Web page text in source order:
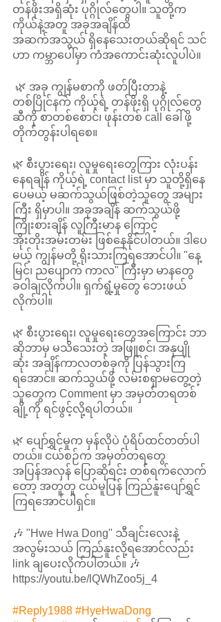
တန်ဖိုးအရှိဆုံး ပုဂ္ဂိုလ်တွေပါ။ သူတို့က
ကိုယ်နဲ့အတူ အခုအချိန်ထိ
အဆက်အသွယ် ရှိနေသေးတယ်ဆိုရင် သင်
ဟာ ကမ္ဘာပေါ်မှာ ကံအကောင်းဆုံးလူပါပဲ။
တစ်ပြိုင်နက် ကိုယ့်ရဲ့ တန်ဖိုးရှိ ပုဂ္ဂိုလ်တွေ
ဆီကို စာတစ်စောင်၊ ဖုန်းတစ် call ခေါ်ဖို့
တိုက်တွန်းပါရစေ။
🌿 စီးပွားရေး၊ လူမှုရေးတွေကြား လုံးပန်း
နေရချိန် ကိုယ့်ရဲ့ contact list မှာ သူတို့ရှိနေ
ပေမယ့် မဆက်သွယ်ဖြစ်တဲ့သူတွေ အများ
ကြီး ရှိမှာပါ။ အခုအချိန် ဆက်သွယ်ဖို့
ကြိုးစားချိန် လူကြီးမာန ကြောင့်
အိုးတိုးအမ်းတမ်း ဖြစ်နေနိုင်ပါတယ်။ ဒါပေ
မယ့် ကျွန်မတို့ ရိုးသားကြရအောင်ပါ။ "နေ့
မြင်၊ ညပျောက် ကာလ" ကြီးမှာ မာနတွေ
ခဝါချလိုက်ပါ။ ရှက်ရွံ့မှုတွေ ဘေးဖယ်
လိုက်ပါ။
🌿 စီးပွားရေး၊ လူမှုရေးတွေအကြောင်း ဘာ
ဆိုဘာမှ မသိသေးတဲ့ အဖြူစင်၊ အနုပျို
ဆုံး အချိန်ကာလတစ်ခုကို ပြန်သွားကြ
ရအောင်။ ဆက်သွယ်ဖို့ လမ်းစရှာမတွေ့တဲ့
သူတွေက Comment မှာ အမှတ်တရတစ်
ချို့ကို ရင်ဖွင့်လို့ရပါတယ်။
🌿 ပျော်ရွှင်မှုက မှန်လိုပဲ ပုံရိပ်ထင်တတ်ပါ
တယ်။ ငယ်စဉ်က အမှတ်တရတွေ
အပြန်အလှန် ပြောဆိုရင်း တစ်ရက်လောက်
တော့ အတူတူ ငယ်မူပြန် ကြည်နူးပျော်ရွှင်
ကြရအောင်ပါရှင်။
🎶 "Hwe Hwa Dong" သီချင်းလေးနဲ့
အလွမ်းသယ် ကြည်နူးလို့ရအောင်လည်း
link ချပေးလိုက်ပါတယ်။ 🎶
https://youtu.be/lQWhZoo5j_4
#Reply1988 #HyeHwaDong